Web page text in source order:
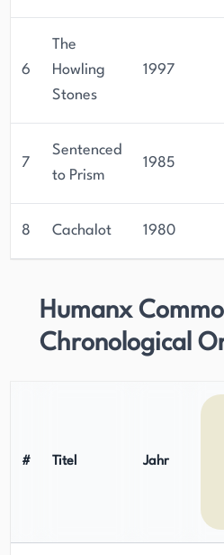
6
The
Howling
Stones
1997
7
Sentenced
to Prism
1985
8 Cachalot 1980
Humanx
Chronological
# Titel Jahr